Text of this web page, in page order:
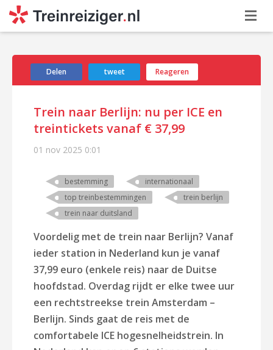
Delen tweet Reageren
Trein naar Berlijn: nu per ICE en
treintickets vanaf € 37,99
01 nov 2025 0:01
bestemming
internationaal
top treinbestemmingen
trein berlijn
trein naar duitsland
Voordelig met de trein naar Berlijn? Vanaf
ieder station in Nederland kun je vanaf
37,99 euro (enkele reis) naar de Duitse
hoofdstad. Overdag rijdt er elke twee uur
een rechtstreekse trein Amsterdam –
Berlijn. Sinds gaat de reis met de
comfortabele ICE hogesnelheidstrein. In